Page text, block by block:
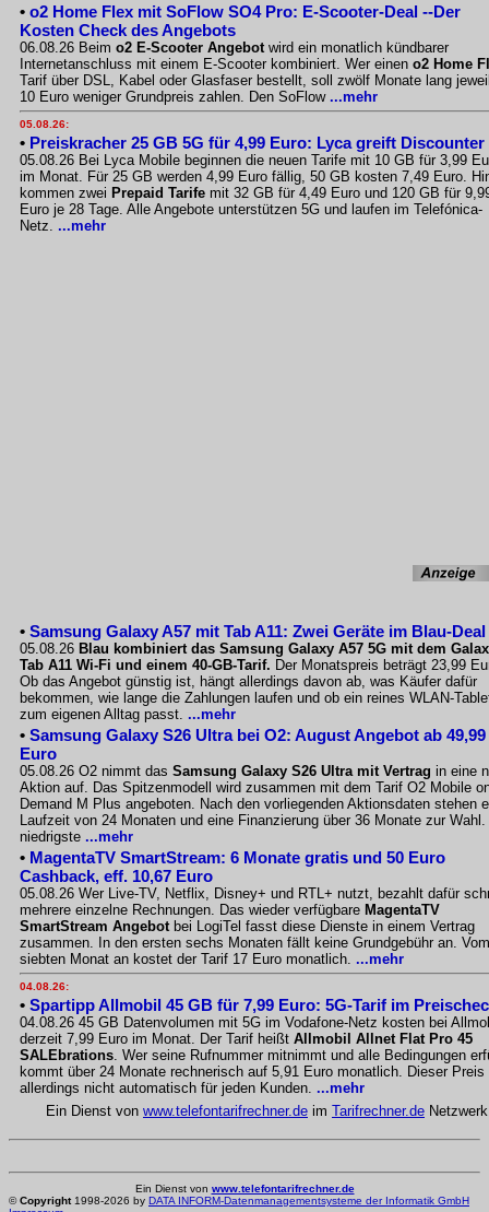
• o2 Home Flex mit SoFlow SO4 Pro: E-Scooter-Deal --Der
Kosten Check des Angebots
06.08.26 Beim o2 E-Scooter Angebotwird ein monatlich kündbarer
Internetanschluss mit einem E-Scooter kombiniert. Wer einen o2 Home
Tarif über DSL, Kabel oder Glasfaser bestellt, soll zwölf Monate lang
10 Euro weniger Grundpreis zahlen. Den SoFlow ...mehr
05.08.26:
• Preiskracher 25 GB 5G für 4,99 Euro: Lyca greift Discounter
05.08.26 Bei Lyca Mobile beginnen die neuen Tarife mit 10 GB für 3,99
im Monat. Für 25 GB werden 4,99 Euro fällig, 50 GB kosten 7,49 Euro.
kommen zwei Prepaid Tarife mit 32 GB für 4,49 Euro und 120 GB für
Euro je 28 Tage. Alle Angebote unterstützen 5G und laufen im Telefónica-
Netz. ...mehr
• Samsung Galaxy A57 mit Tab A11: Zwei Geräte im Blau-Deal
05.08.26 Blau kombiniert das Samsung Galaxy A57 5G mit dem
Tab A11 Wi-Fi und einem 40-GB-Tarif. Der Monatspreis beträgt 23,99
Ob das Angebot günstig ist, hängt allerdings davon ab, was Käufer dafür
bekommen, wie lange die Zahlungen laufen und ob ein reines WLAN-
zum eigenen Alltag passt. ...mehr
• Samsung Galaxy S26 Ultra bei O2: August Angebot ab 49,99
Euro
05.08.26 O2 nimmt das Samsung Galaxy S26 Ultra mit Vertrag in eine
Aktion auf. Das Spitzenmodell wird zusammen mit dem Tarif O2 Mobile
Demand M Plus angeboten. Nach den vorliegenden Aktionsdaten stehen
Laufzeit von 24 Monaten und eine Finanzierung über 36 Monate zur Wahl.
niedrigste ...mehr
• MagentaTV SmartStream: 6 Monate gratis und 50 Euro
Cashback, eff. 10,67 Euro
05.08.26 Wer Live-TV, Netflix, Disney+ und RTL+ nutzt, bezahlt dafür
mehrere einzelne Rechnungen. Das wieder verfügbare MagentaTV
SmartStream Angebotbei LogiTel fasst diese Dienste in einem Vertrag
zusammen. In den ersten sechs Monaten fällt keine Grundgebühr an. Vom
siebten Monat an kostet der Tarif 17 Euro monatlich. ...mehr
04.08.26:
• Spartipp Allmobil 45 GB für 7,99 Euro: 5G-Tarif im
04.08.26 45 GB Datenvolumen mit 5G im Vodafone-Netz kosten bei
derzeit 7,99 Euro im Monat. Der Tarif heißt Allmobil Allnet Flat Pro 45
SALEbrations. Wer seine Rufnummer mitnimmt und alle Bedingungen
kommt über 24 Monate rechnerisch auf 5,91 Euro monatlich. Dieser Preis
allerdings nicht automatisch für jeden Kunden. ...mehr
Ein Dienst von www.telefontarifrechner.de im Tarifrechner.de Netzwerk
Ein Dienst von www.telefontarifrechner.de
©Copyright1998-2026 by DATA INFORM-Datenmanagementsysteme der Informatik GmbH